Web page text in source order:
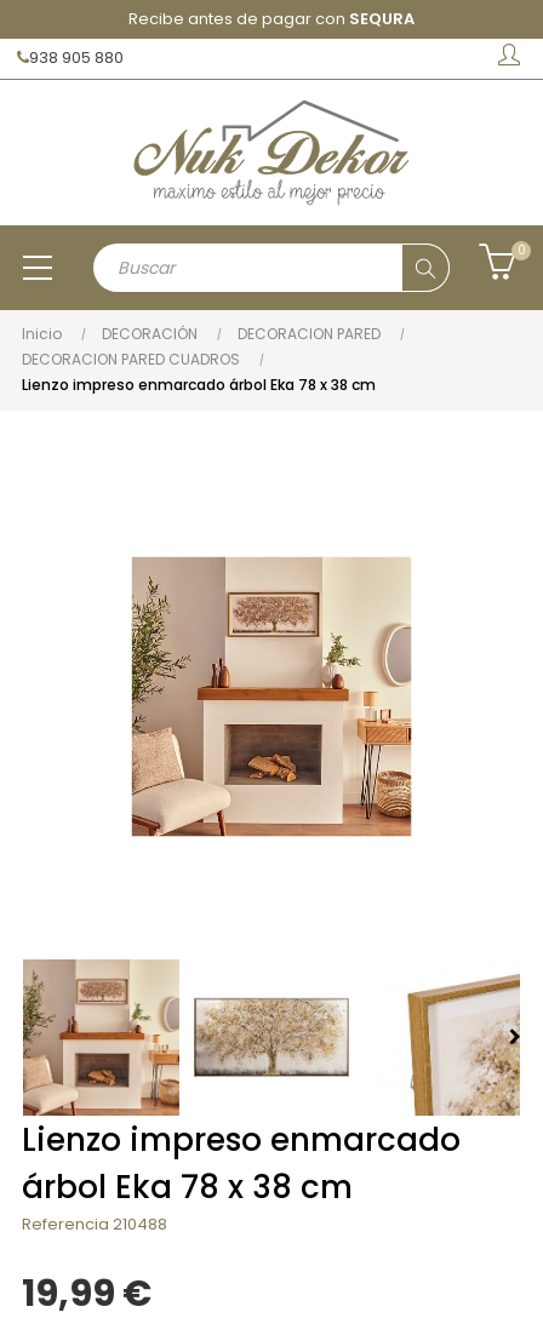
Recibe antes de pagar con SEQURA
938 905 880
0
Inicio DECORACIÓN
DECORACION PARED
DECORACION PARED CUADROS
Lienzo impreso enmarcado árbol Eka 78 x 38 cm
Lienzo impreso enmarcado
árbol Eka 78 x 38 cm
Referencia 210488
19,99 €